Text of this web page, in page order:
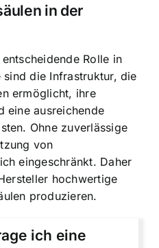
in der
Rolle in
die Infrastruktur, die
ermöglicht, ihre
eine ausreichende
Ohne zuverlässige
von
eingeschränkt. Daher
hochwertige
produzieren.
ich eine